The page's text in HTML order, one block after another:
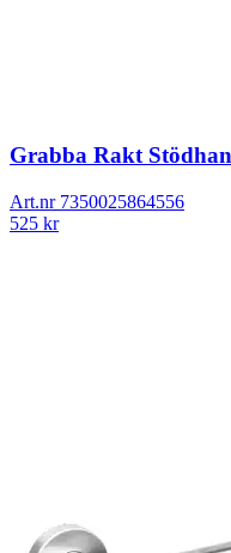
Grabba Rakt
Art.nr 7350025864556
525 kr